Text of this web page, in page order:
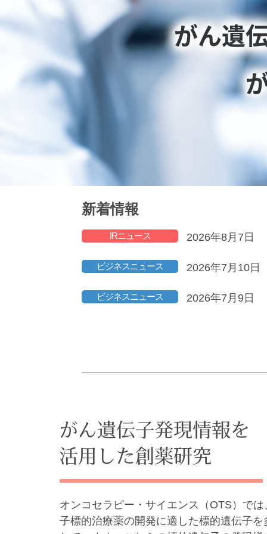
がん遺
新着情報
IRニュース 2026年8月7日
ビジネスニュース 2026年7月10日
ビジネスニュース 2026年7月9日
オンコセラピー・サイエンス（OTS）では
子標的治療薬の開発に適した標的遺伝子を